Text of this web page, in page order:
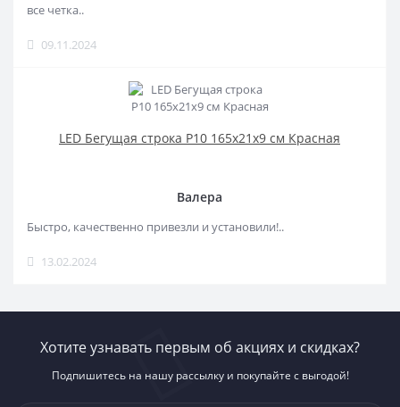
все четка..
09.11.2024
LED Бегущая строка Р10 165x21x9 см Красная
Валера
Быстро, качественно привезли и установили!..
13.02.2024
Хотите узнавать первым об акциях и скидках?
Подпишитесь на нашу рассылку и покупайте с выгодой!